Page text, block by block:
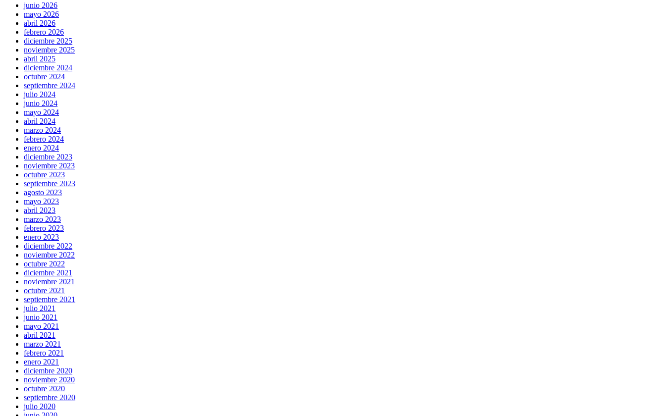
junio 2026
mayo 2026
abril 2026
febrero 2026
diciembre 2025
noviembre 2025
abril 2025
diciembre 2024
octubre 2024
septiembre 2024
julio 2024
junio 2024
mayo 2024
abril 2024
marzo 2024
febrero 2024
enero 2024
diciembre 2023
noviembre 2023
octubre 2023
septiembre 2023
agosto 2023
mayo 2023
abril 2023
marzo 2023
febrero 2023
enero 2023
diciembre 2022
noviembre 2022
octubre 2022
diciembre 2021
noviembre 2021
octubre 2021
septiembre 2021
julio 2021
junio 2021
mayo 2021
abril 2021
marzo 2021
febrero 2021
enero 2021
diciembre 2020
noviembre 2020
octubre 2020
septiembre 2020
julio 2020